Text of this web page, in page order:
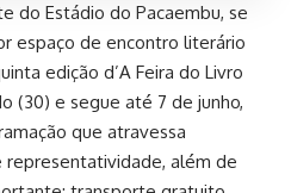
do Estádio do Pacaembu, se
espaço de encontro literário
edição d’A Feira do Livro
(30) e segue até 7 de junho,
que atravessa
além de